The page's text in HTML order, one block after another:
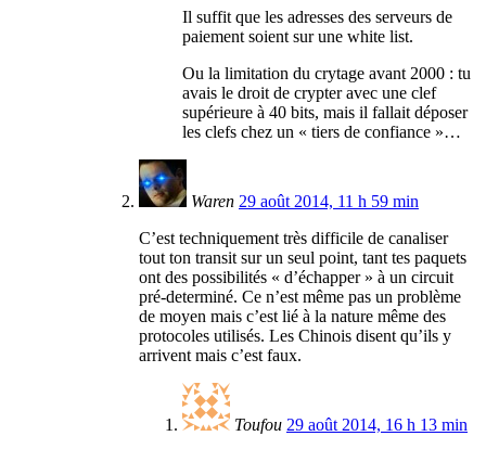
Il suffit que les adresses des serveurs de
paiement soient sur une white list.
Ou la limitation du crytage avant 2000 : tu
avais le droit de crypter avec une clef
supérieure à 40 bits, mais il fallait déposer
les clefs chez un « tiers de confiance »…
Waren 29 août 2014, 11 h 59 min
C’est techniquement très difficile de canaliser
tout ton transit sur un seul point, tant tes paquets
ont des possibilités « d’échapper » à un circuit
pré-determiné. Ce n’est même pas un problème
de moyen mais c’est lié à la nature même des
protocoles utilisés. Les Chinois disent qu’ils y
arrivent mais c’est faux.
Toufou 29 août 2014, 16 h 13 min